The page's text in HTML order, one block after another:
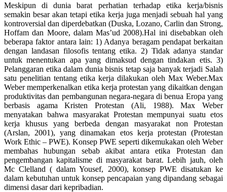
Meskipun di dunia barat perhatian terhadap etika kerja/bisnis
semakin besar akan tetapi etika kerja juga menjadi sebuah hal yang
kontroversial dan diperdebatkan (Duska, Lozano, Carlin dan Strong,
Hoffam dan Moore, dalam Mas’ud 2008).Hal ini disebabkan oleh
beberapa faktor antara lain: 1) Adanya beragam pendapat berkaitan
dengan landasan filosofis tentang etika. 2) Tidak adanya standar
untuk menentukan apa yang dimaksud dengan tindakan etis. 3)
Pelanggaran etika dalam dunia bisnis tetap saja banyak terjadi Salah
satu penelitian tentang etika kerja dilakukan oleh Max Weber.Max
Weber memperkenalkan etika kerja protestan yang dikaitkan dengan
produktivitas dan pembangunan negara-negara di benua Eropa yang
berbasis agama Kristen Protestan (Ali, 1988). Max Weber
menyatakan bahwa masyarakat Protestan mempunyai suatu etos
kerja khusus yang berbeda dengan masyarakat non Protestan
(Arslan, 2001), yang dinamakan etos kerja protestan (Protestan
Work Ethic – PWE). Konsep PWE seperti dikemukakan oleh Weber
membahas hubungan sebab akibat antara etika Protestan dan
pengembangan kapitalisme di masyarakat barat. Lebih jauh, oleh
Mc Clelland ( dalam Yousef, 2000), konsep PWE disatukan ke
dalam kebutuhan untuk konsep pencapaian yang dipandang sebagai
dimensi dasar dari kepribadian.